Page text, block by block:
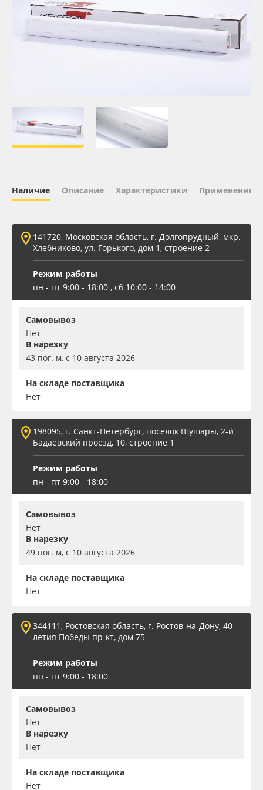
Oracal 641
ПЭТ листовой
ПЭТ бэклит
Баннер
Заготовки для сувениров
Наличие Описание Характеристики Применение
141720, Московская область, г. Долгопрудный, мкр.
Хлебниково, ул. Горького, дом 1, строение 2
Режим работы
пн - пт 9:00 - 18:00 , сб 10:00 - 14:00
Самовывоз
Нет
В нарезку
43 пог. м, с 10 августа 2026
На складе поставщика
Нет
198095, г. Санкт-Петербург, поселок Шушары, 2-й
Бадаевский проезд, 10, строение 1
Режим работы
пн - пт 9:00 - 18:00
Самовывоз
Нет
В нарезку
49 пог. м, с 10 августа 2026
На складе поставщика
Нет
344111, Ростовская область, г. Ростов-на-Дону, 40-
летия Победы пр-кт, дом 75
Режим работы
пн - пт 9:00 - 18:00
Самовывоз
Нет
В нарезку
Нет
На складе поставщика
Нет